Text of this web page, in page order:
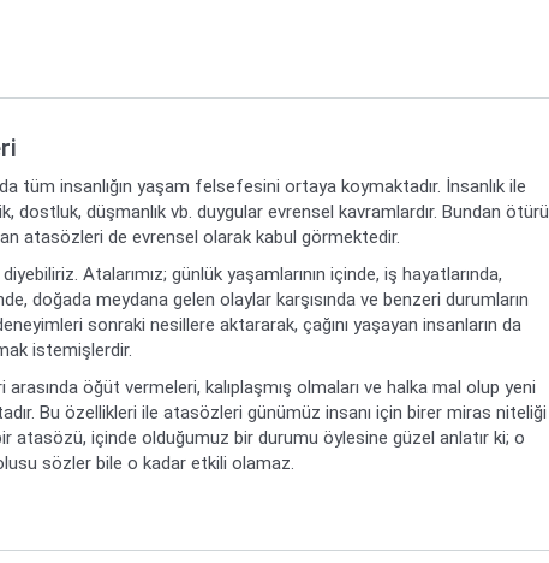
tüm insanlığın yaşam felsefesini ortaya koymaktadır. İnsanlık ile
dostluk, düşmanlık vb. duygular evrensel kavramlardır. Bundan ötürü
atasözleri de evrensel olarak kabul görmektedir.
Atalarımız; günlük yaşamlarının içinde, iş hayatlarında,
doğada meydana gelen olaylar karşısında ve benzeri durumların
sonraki nesillere aktararak, çağını yaşayan insanların da
istemişlerdir.
öğüt vermeleri, kalıplaşmış olmaları ve halka mal olup yeni
Bu özellikleri ile atasözleri günümüz insanı için birer miras niteliği
atasözü, içinde olduğumuz bir durumu öylesine güzel anlatır ki; o
sözler bile o kadar etkili olamaz.